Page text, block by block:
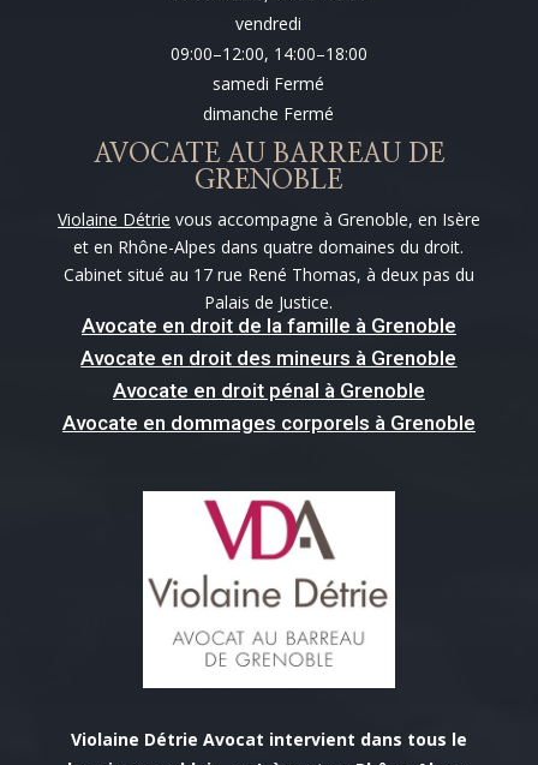
vendredi
09:00–12:00, 14:00–18:00
samedi Fermé
dimanche Fermé
AVOCATE AU BARREAU DE
GRENOBLE
Violaine Détrie vous accompagne à Grenoble, en Isère
et en Rhône-Alpes dans quatre domaines du droit.
Cabinet situé au 17 rue René Thomas, à deux pas du
Palais de Justice.
Avocate en droit de la famille à Grenoble
Avocate en droit des mineurs à Grenoble
Avocate en droit pénal à Grenoble
Avocate en dommages corporels à Grenoble
Violaine Détrie Avocat intervient dans tous le